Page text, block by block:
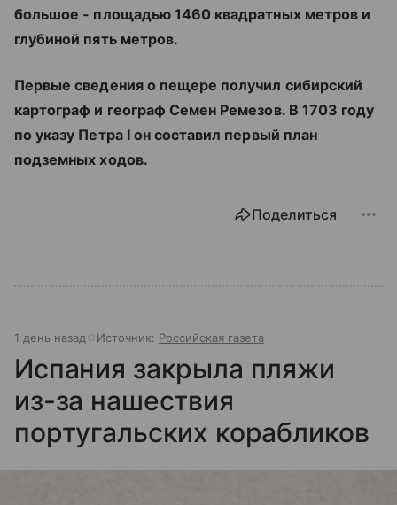
большое - площадью 1460 квадратных метров и
глубиной пять метров.
Первые сведения о пещере получил сибирский
картограф и географ Семен Ремезов. В 1703 году
по указу Петра I он составил первый план
подземных ходов.
Поделиться
1 день назад Источник: Российская газета
Испания закрыла пляжи
из-за нашествия
португальских корабликов